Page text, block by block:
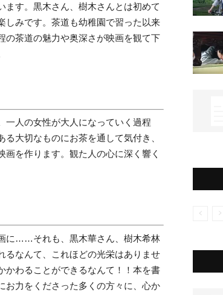
ます。黒木さん、樹木さんとは初めて
しみです。茶道も幼稚園で習った以来
の茶道の魅力や奥深さが映画を観て下
一人の女性が大人になっていく過程
大切なものにお茶を通して気付き、
を作ります。観た人の心に深く響く
に……それも、黒木華さん、樹木希林
るなんて、これほどの光栄はありませ
かわることができるなんて！！本を書
力をくださった多くの方々に、心か